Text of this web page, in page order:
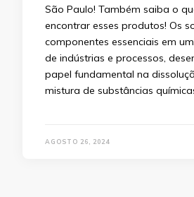
São Paulo! Também saiba o
encontrar esses produtos! Os
componentes essenciais em
de indústrias e processos,
papel fundamental na
mistura de substâncias
AGOSTO 26, 2024